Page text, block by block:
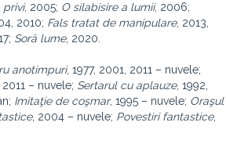
privi, 2005; O silabisire a lumii, 2006;
2010; Fals tratat de manipulare, 2013,
Soră lume, 2020.
anotimpuri, 1977, 2001, 2011 – nuvele;
2011 – nuvele; Sertarul cu aplauze, 1992,
Imitaţie de coşmar, 1995 – nuvele; Oraşul
, 2004 – nuvele; Povestiri fantastice,